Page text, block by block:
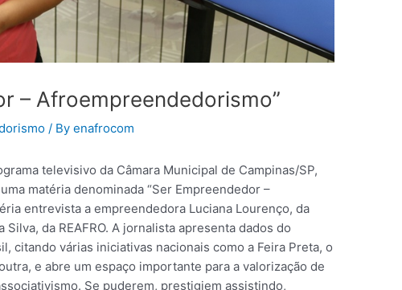
– Afroempreendedorismo”
/ Byenafrocom
televisivo da Câmara Municipal de Campinas/SP,
matéria denominada “Ser Empreendedor –
entrevista a empreendedora Luciana Lourenço, da
Silva, da REAFRO. A jornalista apresenta dados do
citando várias iniciativas nacionais como a Feira Preta, o
e abre um espaço importante para a valorização de
Se puderem, prestigiem assistindo,